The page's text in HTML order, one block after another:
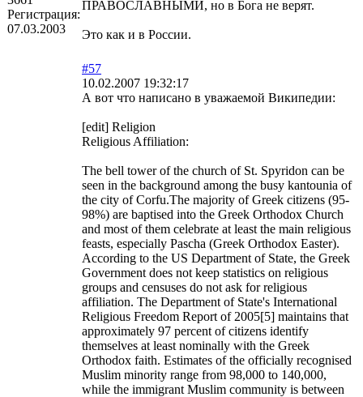
Регистрация:
07.03.2003
ПРАВОСЛАВНЫМИ, но в Бога не верят.
Это как и в России.
#57
10.02.2007 19:32:17
А вот что написано в уважаемой Википедии:
[edit] Religion
Religious Affiliation:
The bell tower of the church of St. Spyridon can be
seen in the background among the busy kantounia of
the city of Corfu.The majority of Greek citizens (95-
98%) are baptised into the Greek Orthodox Church
and most of them celebrate at least the main religious
feasts, especially Pascha (Greek Orthodox Easter).
According to the US Department of State, the Greek
Government does not keep statistics on religious
groups and censuses do not ask for religious
affiliation. The Department of State's International
Religious Freedom Report of 2005[5] maintains that
approximately 97 percent of citizens identify
themselves at least nominally with the Greek
Orthodox faith. Estimates of the officially recognised
Muslim minority range from 98,000 to 140,000,
while the immigrant Muslim community is between